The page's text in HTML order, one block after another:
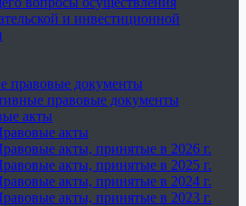
и инвестиционной
правовые документы
правовые документы
акты
акты
акты, принятые в 2026 г.
акты, принятые в 2025 г.
акты, принятые в 2024 г.
акты, принятые в 2023 г.